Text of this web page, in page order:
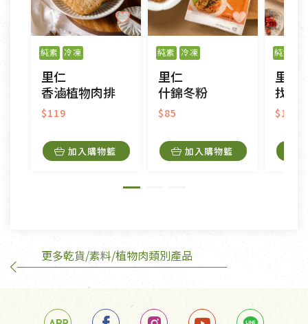
不適用七天鑑賞期商品：
以數位或電磁紀錄形式儲存之商品、易於變質或損壞
之商品、以及性質上無法或不適合退換之商品：如
CD、VCD、DVD、電腦軟體，若產品瑕疵無法讀取僅
接受原片換新。
衣飾鞋類-如T恤，如於送達後水洗或污損者。
美容保養用品、內衣褲、襪子、口罩等私人消耗性產
內衣褲、襪子、口罩個人衛生用品除商品本身有瑕疵
外,依據《通訊交易解除權合理例外情事適用準
純素 冷凍
里仁
香滷植物肉排
$119
加入購物籃
純素 冷凍
里仁
什錦冬粉
$85
加入購物籃
純素
里仁
找不
$180
更多乾貨/素料/植物肉類別產品